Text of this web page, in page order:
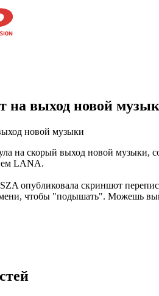
на выход новой
на скорый выход новой музыки,
LANA.
опубликовала скриншот
чтобы "подышать". Можешь